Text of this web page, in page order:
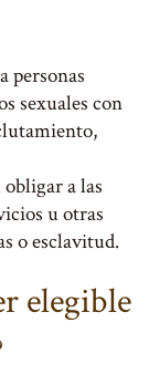
personas
sexuales con
a las
u otras
o esclavitud.
elegible